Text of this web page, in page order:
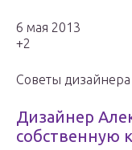
6 мая 2013
+2
Советы дизайнера
Дизайнер
собственную